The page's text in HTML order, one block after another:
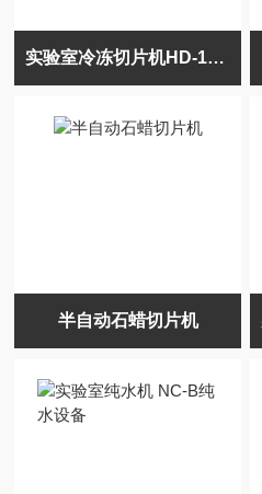
实验室冷冻切片机HD-1800B
半自动石蜡切片机